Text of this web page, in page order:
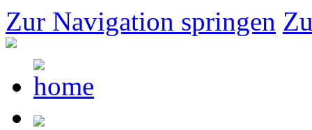
Zur Navigation springen